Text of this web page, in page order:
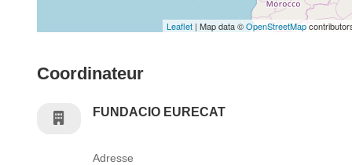
Leaflet | Map data ©OpenStreetMap
Coordinateur
FUNDACIO EURECAT
Adresse